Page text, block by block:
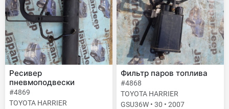
Ресивер
пневмоподвески
#4869
TOYOTA HARRIER
Фильтр паров топлива
#4868
TOYOTA HARRIER
GSU36W • 30 • 2007